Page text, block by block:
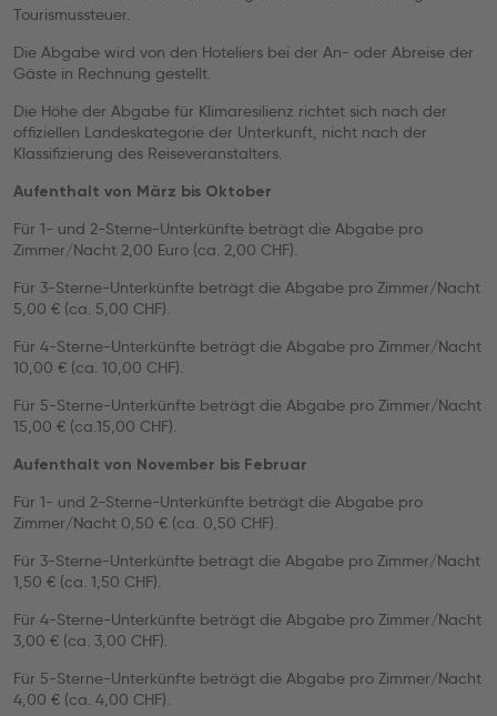
Tourismussteuer.
Die Abgabe wird von den Hoteliers bei der An- oder Abreise der
Gäste in Rechnung gestellt.
Die Höhe der Abgabe für Klimaresilienz richtet sich nach der
offiziellen Landeskategorie der Unterkunft, nicht nach der
Klassifizierung des Reiseveranstalters.
Aufenthalt von März bis Oktober
Für 1- und 2-Sterne-Unterkünfte beträgt die Abgabe pro
Zimmer/Nacht 2,00 Euro (ca. 2,00 CHF).
Für 3-Sterne-Unterkünfte beträgt die Abgabe pro Zimmer/Nacht
5,00 € (ca. 5,00 CHF).
Für 4-Sterne-Unterkünfte beträgt die Abgabe pro Zimmer/Nacht
10,00 € (ca. 10,00 CHF).
Für 5-Sterne-Unterkünfte beträgt die Abgabe pro Zimmer/Nacht
15,00 € (ca.15,00 CHF).
Aufenthalt von November bis Februar
Für 1- und 2-Sterne-Unterkünfte beträgt die Abgabe pro
Zimmer/Nacht 0,50 € (ca. 0,50 CHF).
Für 3-Sterne-Unterkünfte beträgt die Abgabe pro Zimmer/Nacht
1,50 € (ca. 1,50 CHF).
Für 4-Sterne-Unterkünfte beträgt die Abgabe pro Zimmer/Nacht
3,00 € (ca. 3,00 CHF).
Für 5-Sterne-Unterkünfte beträgt die Abgabe pro Zimmer/Nacht
4,00 € (ca. 4,00 CHF).